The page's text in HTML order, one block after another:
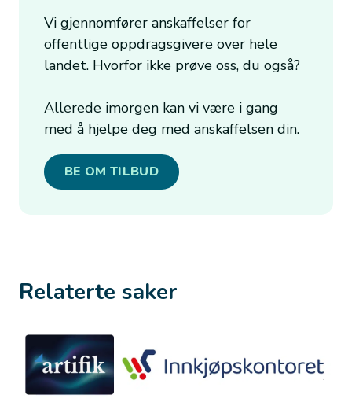
Vi gjennomfører anskaffelser for
offentlige oppdragsgivere over hele
landet. Hvorfor ikke prøve oss, du også?
Allerede imorgen kan vi være i gang
med å hjelpe deg med anskaffelsen din.
BE OM TILBUD
Relaterte saker